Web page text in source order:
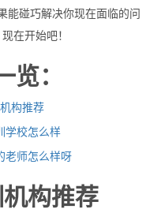
能碰巧解决你现在面临的问
在开始吧！
：
构推荐
学校怎么样
老师怎么样呀
构推荐